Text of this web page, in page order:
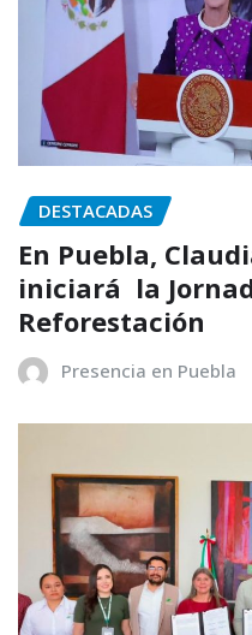
DESTACADAS
En Puebla,
iniciará la
Reforestación
Presencia en Puebla